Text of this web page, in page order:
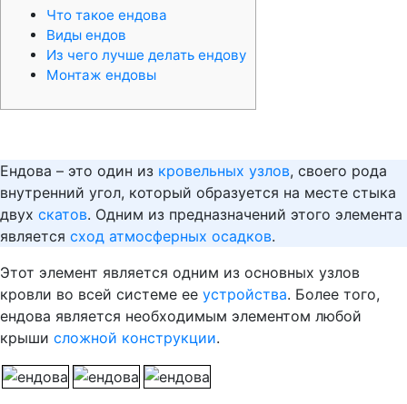
Что такое ендова
Виды ендов
Из чего лучше делать ендову
Монтаж ендовы
Ендова – это один из кровельных узлов, своего рода
внутренний угол, который образуется на месте стыка
двух скатов. Одним из предназначений этого элемента
является сход атмосферных осадков.
Этот элемент является одним из основных узлов
кровли во всей системе ее устройства. Более того,
ендова является необходимым элементом любой
крыши сложной конструкции.